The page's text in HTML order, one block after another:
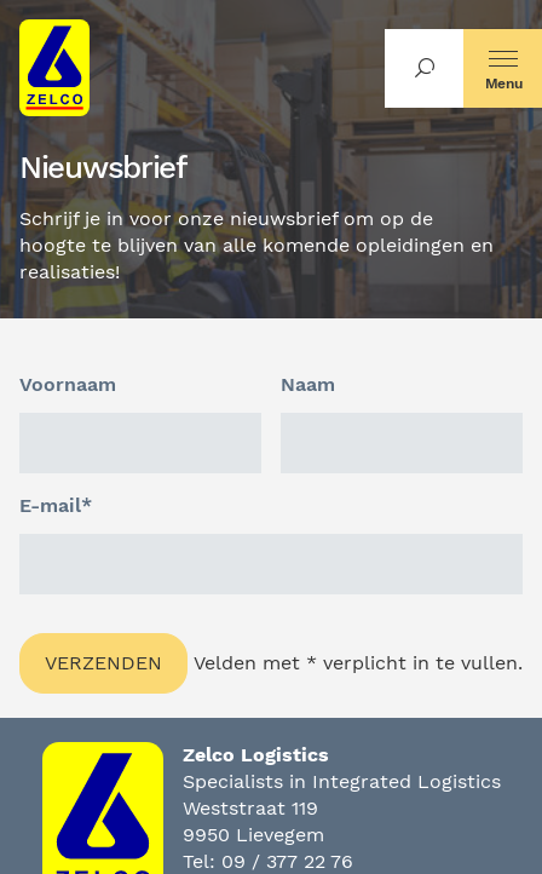
Nieuwsbrief
Schrijf je in voor onze nieuwsbrief om op de
hoogte te blijven van alle komende opleidingen en
realisaties!
Menu
Voornaam Naam
E-mail*
Velden met * verplicht in te vullen.
Zelco Logistics
Specialists in Integrated Logistics
Weststraat 119
9950 Lievegem
Tel: 09 / 377 22 76